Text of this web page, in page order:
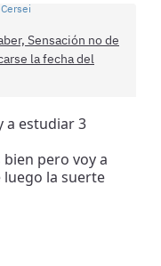
Cersei
Sensación no de
la fecha del
a estudiar 3
pero voy a
la suerte